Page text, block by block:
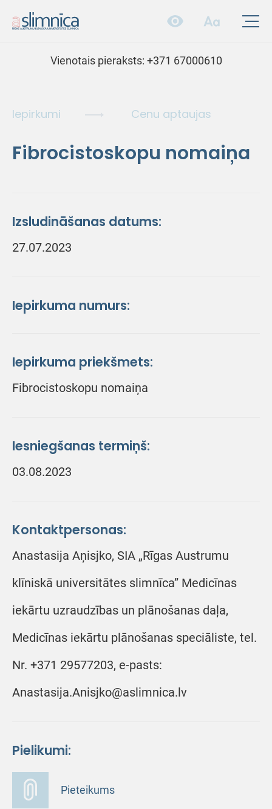
Vienotais pieraksts: +371 67000610
Iepirkumi Cenu aptaujas
Fibrocistoskopu nomaiņa
Izsludināšanas datums:
27.07.2023
Iepirkuma numurs:
Iepirkuma priekšmets:
Fibrocistoskopu nomaiņa
Iesniegšanas termiņš:
03.08.2023
Kontaktpersonas:
Anastasija Aņisjko, SIA „Rīgas Austrumu
klīniskā universitātes slimnīca” Medicīnas
iekārtu uzraudzības un plānošanas daļa,
Medicīnas iekārtu plānošanas speciāliste, tel.
Nr. +371 29577203, e-pasts:
Anastasija.Anisjko@aslimnica.lv
Pielikumi:
Pieteikums